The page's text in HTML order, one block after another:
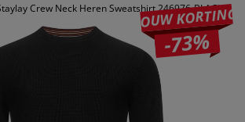
Crew Neck Heren Sweatshirt 246976-BLACK
JOUW KORTING
-73%